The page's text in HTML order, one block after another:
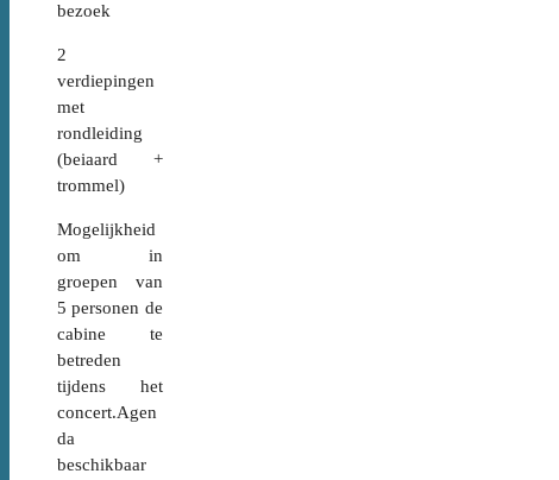
bezoek
2
verdiepingen
met
rondleiding
(beiaard +
trommel)
Mogelijkheid
om in
groepen van
5 personen de
cabine te
betreden
tijdens het
concert.Agen
da
beschikbaar